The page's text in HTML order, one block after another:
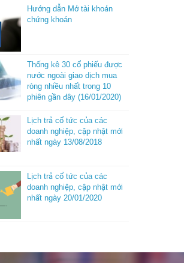
Hướng dẫn Mở tài khoản
chứng khoán
Thống kê 30 cổ phiếu được
nước ngoài giao dịch mua
ròng nhiều nhất trong 10
phiên gần đây (16/01/2020)
Lịch trả cổ tức của các
doanh nghiệp, cập nhật mới
nhất ngày 13/08/2018
Lịch trả cổ tức của các
doanh nghiệp, cập nhật mới
nhất ngày 20/01/2020